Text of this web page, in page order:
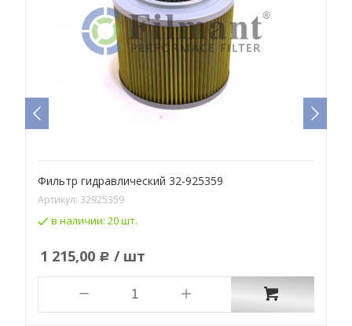
Фильтр гидравлический 32-925359
Артикул: 32925359
в наличии: 20 шт.
1 215,00 Р / шт